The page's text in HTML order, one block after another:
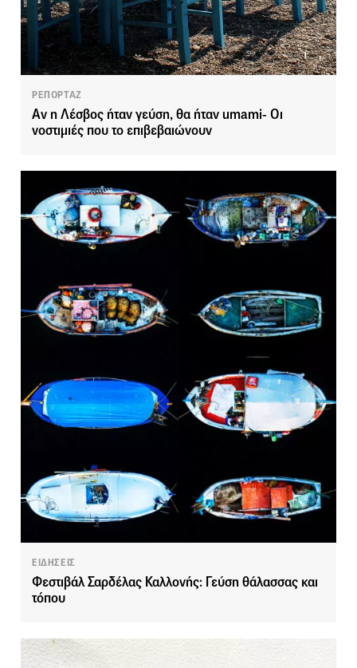
ΡΕΠΟΡΤΑΖ
Αν η Λέσβος ήταν γεύση, θα ήταν umami- Οι
νοστιμιές που το επιβεβαιώνουν
ΕΙΔΗΣΕΙΣ
Φεστιβάλ Σαρδέλας Καλλονής: Γεύση θάλασσας και
τόπου